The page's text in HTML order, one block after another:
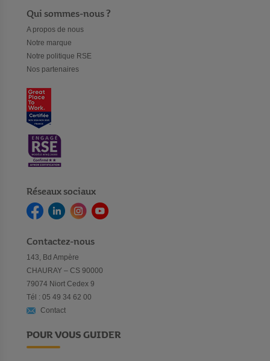
Qui sommes-nous ?
A propos de nous
Notre marque
Notre politique RSE
Nos partenaires
Réseaux sociaux
Contactez-nous
143, Bd Ampère
CHAURAY – CS 90000
79074 Niort Cedex 9
Tél : 05 49 34 62 00
Contact
POUR VOUS GUIDER